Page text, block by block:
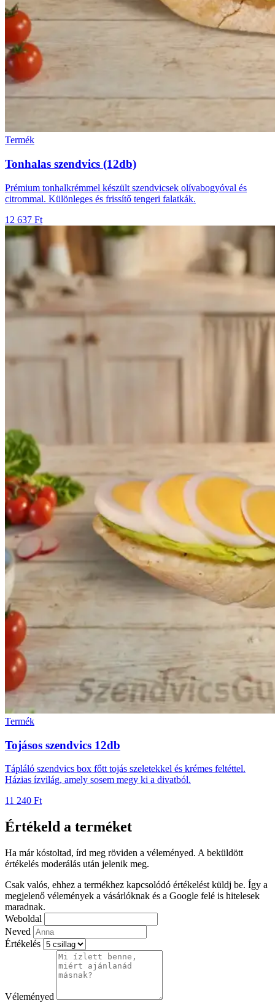
Termék
Tonhalas szendvics (12db)
Prémium tonhalkrémmel készült szendvicsek olívabogyóval és
citrommal. Különleges és frissítő tengeri falatkák.
12 637 Ft
Termék
Tojásos szendvics 12db
Tápláló szendvics box főtt tojás szeletekkel és krémes feltéttel.
Házias ízvilág, amely sosem megy ki a divatból.
11 240 Ft
Értékeld a terméket
Ha már kóstoltad, írd meg röviden a véleményed. A beküldött
értékelés moderálás után jelenik meg.
Csak valós, ehhez a termékhez kapcsolódó értékelést küldj be. Így a
megjelenő vélemények a vásárlóknak és a Google felé is hitelesek
maradnak.
Weboldal
Neved
Értékelés
Véleményed